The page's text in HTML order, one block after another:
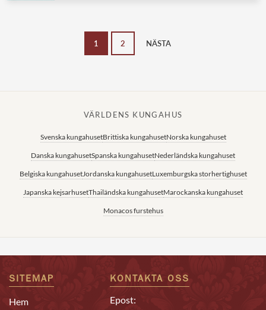
1 2 NÄSTA
VÄRLDENS KUNGAHUS
Svenska kungahusetBrittiska kungahusetNorska kungahuset
Danska kungahusetSpanska kungahusetNederländska kungahuset
Belgiska kungahusetJordanska kungahusetLuxemburgska storhertighuset
Japanska kejsarhusetThailändska kungahusetMarockanska kungahuset
Monacos furstehus
SITEMAP
Hem
KONTAKTA OSS
Epost: